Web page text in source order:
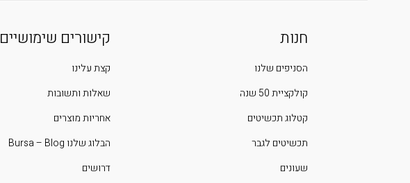
חנות
הסניפים שלנו
קולקציית 50 שנה
קטלוג תכשיטים
תכשיטים לגבר
שעונים
קישורים שימושיים
קצת עלינו
שאלות ותשובות
אחריות מוצרים
הבלוג שלנו Bursa – Blog
דרושים